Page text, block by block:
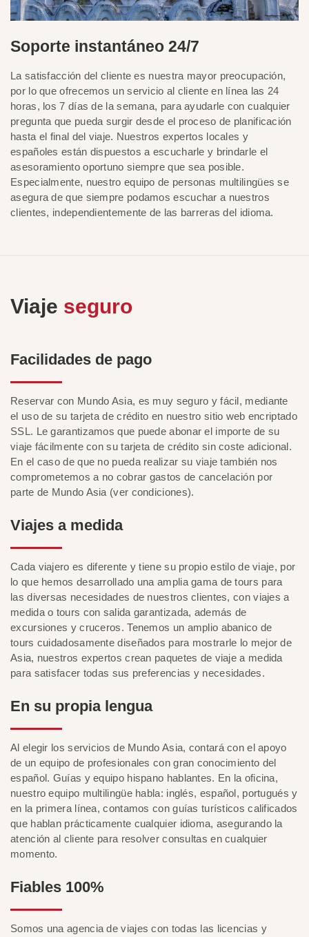
Soporte instantáneo 24/7
La satisfacción del cliente es nuestra mayor preocupación,
por lo que ofrecemos un servicio al cliente en línea las 24
horas, los 7 días de la semana, para ayudarle con cualquier
pregunta que pueda surgir desde el proceso de planificación
hasta el final del viaje. Nuestros expertos locales y
españoles están dispuestos a escucharle y brindarle el
asesoramiento oportuno siempre que sea posible.
Especialmente, nuestro equipo de personas multilingües se
asegura de que siempre podamos escuchar a nuestros
clientes, independientemente de las barreras del idioma.
Viaje seguro
Facilidades de pago
Reservar con Mundo Asia, es muy seguro y fácil, mediante
el uso de su tarjeta de crédito en nuestro sitio web encriptado
SSL. Le garantizamos que puede abonar el importe de su
viaje fácilmente con su tarjeta de crédito sin coste adicional.
En el caso de que no pueda realizar su viaje también nos
comprometemos a no cobrar gastos de cancelación por
parte de Mundo Asia (ver condiciones).
Viajes a medida
Cada viajero es diferente y tiene su propio estilo de viaje, por
lo que hemos desarrollado una amplia gama de tours para
las diversas necesidades de nuestros clientes, con viajes a
medida o tours con salida garantizada, además de
excursiones y cruceros. Tenemos un amplio abanico de
tours cuidadosamente diseñados para mostrarle lo mejor de
Asia, nuestros expertos crean paquetes de viaje a medida
para satisfacer todas sus preferencias y necesidades.
En su propia lengua
Al elegir los servicios de Mundo Asia, contará con el apoyo
de un equipo de profesionales con gran conocimiento del
español. Guías y equipo hispano hablantes. En la oficina,
nuestro equipo multilingüe habla: inglés, español, portugués y
en la primera línea, contamos con guías turísticos calificados
que hablan prácticamente cualquier idioma, asegurando la
atención al cliente para resolver consultas en cualquier
momento.
Fiables 100%
Somos una agencia de viajes con todas las licencias y